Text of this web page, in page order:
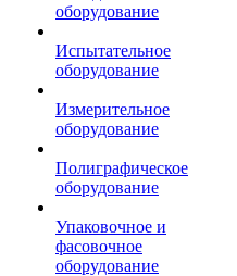
оборудование
Испытательное
оборудование
Измерительное
оборудование
Полиграфическое
оборудование
Упаковочное и
фасовочное
оборудование